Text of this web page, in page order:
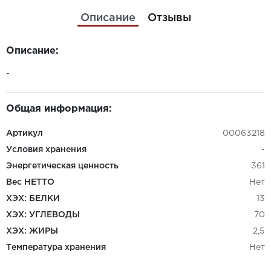
Описание Отзывы
Описание:
-
Общая информация:
Артикул 00063218
Условия хранения -
Энергетическая ценность 361
Вес НЕТТО Нет
ХЭХ: БЕЛКИ 13
ХЭХ: УГЛЕВОДЫ 70
ХЭХ: ЖИРЫ 2,5
Температура хранения Нет